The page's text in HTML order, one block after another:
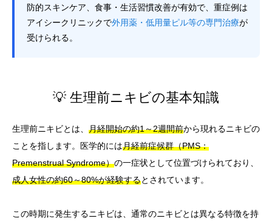
防的スキンケア、食事・生活習慣改善が有効で、重症例は
アイシークリニックで外用薬・低用量ピル等の専門治療が
受けられる。
💡 生理前ニキビの基本知識
生理前ニキビとは、 月経開始の約1～2週間前から現れるニキビの
ことを指します。医学的には月経前症候群（PMS：
Premenstrual Syndrome）の一症状として位置づけられており、
成人女性の約60～80%が経験するとされています。
この時期に発生するニキビは、通常のニキビとは異なる特徴を持